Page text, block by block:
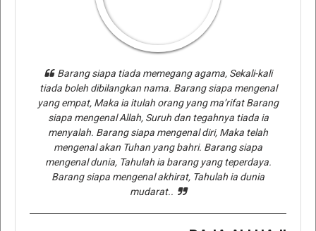
Barang siapa tiada memegang agama, Sekali-kali
tiada boleh dibilangkan nama. Barang siapa mengenal
yang empat, Maka ia itulah orang yang ma’rifat Barang
siapa mengenal Allah, Suruh dan tegahnya tiada ia
menyalah. Barang siapa mengenal diri, Maka telah
mengenal akan Tuhan yang bahri. Barang siapa
mengenal dunia, Tahulah ia barang yang teperdaya.
Barang siapa mengenal akhirat, Tahulah ia dunia
mudarat..